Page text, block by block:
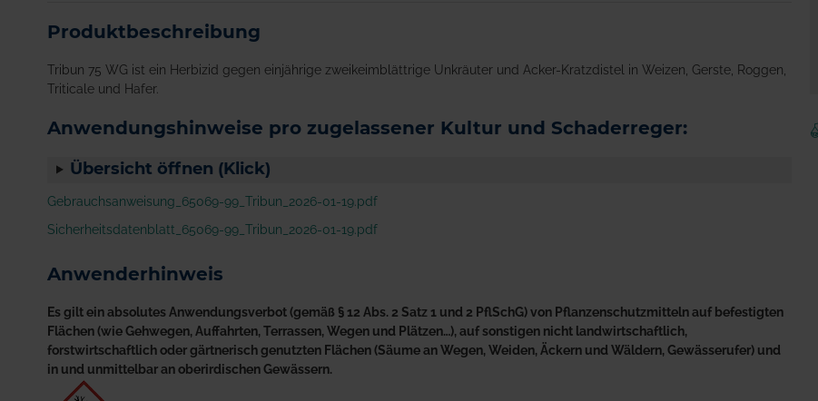
Produktbeschreibung
Tribun 75 WG ist ein Herbizid gegen einjährige zweikeimblättrige Unkräuter und Acker-Kratzdistel in Weizen, Gerste, Roggen,
Triticale und Hafer.
Anwendungshinweise pro zugelassener Kultur und Schaderreger:
Übersicht öffnen (Klick)
Gebrauchsanweisung_65069-99_Tribun_2026-01-19.pdf
Sicherheitsdatenblatt_65069-99_Tribun_2026-01-19.pdf
Anwenderhinweis
Es gilt ein absolutes Anwendungsverbot (gemäß § 12 Abs. 2 Satz 1 und 2 PflSchG) von Pflanzenschutzmitteln auf befestigten
Flächen (wie Gehwegen, Auffahrten, Terrassen, Wegen und Plätzen…), auf sonstigen nicht landwirtschaftlich,
forstwirtschaftlich oder gärtnerisch genutzten Flächen (Säume an Wegen, Weiden, Äckern und Wäldern, Gewässerufer) und
in und unmittelbar an oberirdischen Gewässern.